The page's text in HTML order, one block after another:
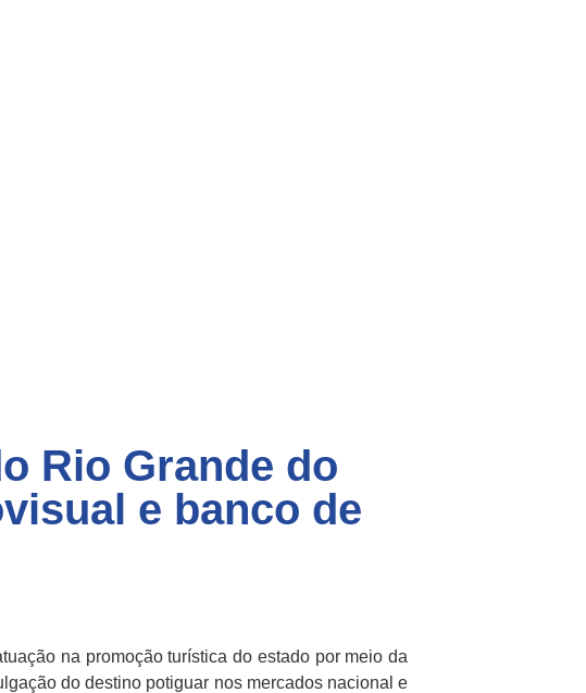
Rio Grande do
e banco de
na promoção turística do estado por meio da
do destino potiguar nos mercados nacional e